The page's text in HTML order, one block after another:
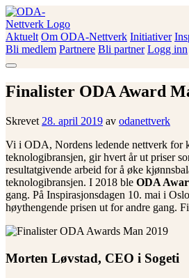
Skip
to
content
ODA-Nettverk
Aktuelt Om ODA-Nettverk Initiativer
Bli medlem Partnere Bli partner Logg inn
Finalister ODA Award
Skrevet 28. april 2019 av odanettverk
Vi i ODA, Nordens ledende nettverk for
teknologibransjen, gir hvert år ut priser
resultatgivende arbeid for å øke
teknologibransjen. I 2018 ble ODA
gang. På Inspirasjonsdagen 10. mai i
høythengende prisen ut for andre gang.
Morten Løvstad, CEO i Sogeti